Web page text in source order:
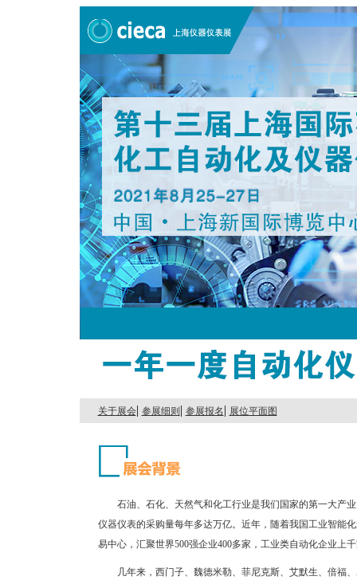
关于展会| 参展细则| 参展报名 | 展位平面图
石油、石化、天然气和化工行业是我们国家的第一大产
仪器仪表的采购量每年多达万亿。近年，随着我国工业智能
易中心，汇聚世界500强企业400多家，工业类自动化企业上
几年来，西门子、魏德米勒、菲尼克斯、艾默生、倍福